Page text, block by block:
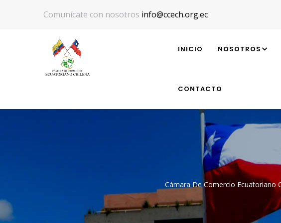
Comunícate con nosotros info@ccech.org.ec
NAVIGATION
INICIO NOSOTROS
CONTACTO
Sobrescribir
Enlaces
Cámara De Comercio Ecuatoriano